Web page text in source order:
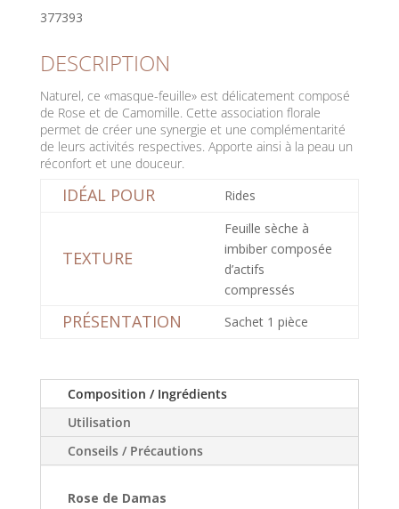
377393
DESCRIPTION
Naturel, ce «masque-feuille» est délicatement composé
de Rose et de Camomille. Cette association florale
permet de créer une synergie et une complémentarité
de leurs activités respectives. Apporte ainsi à la peau un
réconfort et une douceur.
IDÉAL POUR Rides
TEXTURE
Feuille sèche à
imbiber composée
d’actifs
compressés
PRÉSENTATION Sachet 1 pièce
Composition / Ingrédients
Utilisation
Conseils / Précautions
Rose de Damas